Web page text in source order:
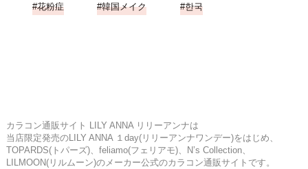
花粉症 韓国メイク 한국
カラコン通販サイト LILY ANNA リリーアンナは
当店限定発売のLILY ANNA １day(リリーアンナワンデー)をはじめ、
TOPARDS(トパーズ)、feliamo(フェリアモ)、N’s Collection、
LILMOON(リルムーン)のメーカー公式のカラコン通販サイトです。